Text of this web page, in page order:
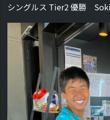
シングルス Tier2 優勝